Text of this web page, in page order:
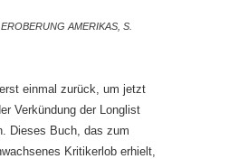
AMERIKAS, S.
einmal zurück, um jetzt
Verkündung der Longlist
Dieses Buch, das zum
Kritikerlob erhielt,